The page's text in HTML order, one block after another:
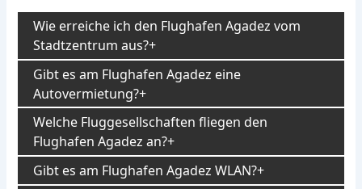
Wie erreiche ich den Flughafen Agadez vom
Stadtzentrum aus?
Gibt es am Flughafen Agadez eine
Autovermietung?
Welche Fluggesellschaften fliegen den
Flughafen Agadez an?
Gibt es am Flughafen Agadez WLAN?